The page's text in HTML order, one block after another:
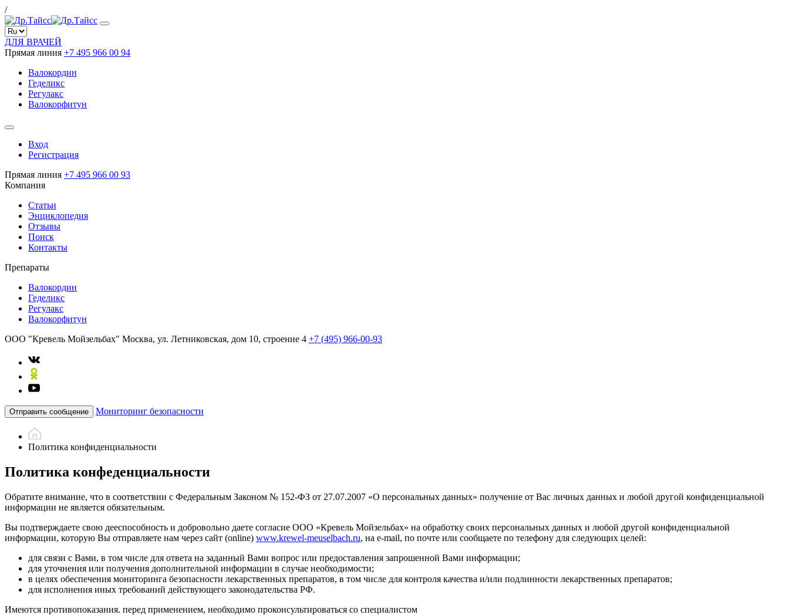
/
ДЛЯ ВРАЧЕЙ
Прямая линия +7 495 966 00 94
Валокордин
Геделикс
Регулакс
Валокорфитун
Вход
Регистрация
Прямая линия +7 495 966 00 93
Компания
Статьи
Энциклопедия
Отзывы
Поиск
Контакты
Препараты
Валокордин
Геделикс
Регулакс
Валокорфитун
ООО "Кревель Мойзельбах" Москва, ул. Летниковская, дом 10, строение 4 +7 (495) 966-00-93
Отправить сообщение Мониторинг безопасности
Политика конфиденциальности
Политика конфеденциальности
Обратите внимание, что в соответствии с Федеральным Законом № 152-ФЗ от 27.07.2007 «О персональных данных» получение от Вас личных данных и любой другой конфиденциальной
информации не является обязательным.
Вы подтверждаете свою дееспособность и добровольно даете согласие ООО «Кревель Мойзельбах» на обработку своих персональных данных и любой другой конфиденциальной
информации, которую Вы отправляете нам через сайт (online) www.krewel-meuselbach.ru, на e-mail, по почте или сообщаете по телефону для следующих целей:
для связи с Вами, в том числе для ответа на заданный Вами вопрос или предоставления запрошенной Вами информации;
для уточнения или получения дополнительной информации в случае необходимости;
в целях обеспечения мониторинга безопасности лекарственных препаратов, в том числе для контроля качества и/или подлинности лекарственных препаратов;
для исполнения иных требований действующего законодательства РФ.
Имеются противопоказания. перед применением, необходимо проконсультироваться со специалистом